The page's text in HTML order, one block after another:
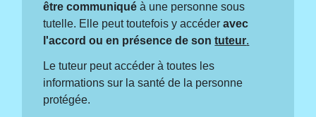
être communiquéà une personne sous
tutelle. Elle peut toutefois y accéderavec
l'accord ou en présence de sontuteur.
Le tuteur peut accéder à toutes les
informations sur la santé de la personne
protégée.